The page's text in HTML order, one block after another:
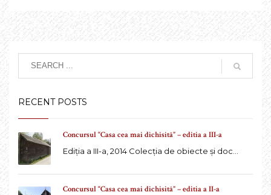
RECENT POSTS
Concursul “Casa cea mai dichisită” – editia a III-a
Ediția a III-a, 2014 Colecția de obiecte și doc...
Concursul “Casa cea mai dichisită” – editia a II-a